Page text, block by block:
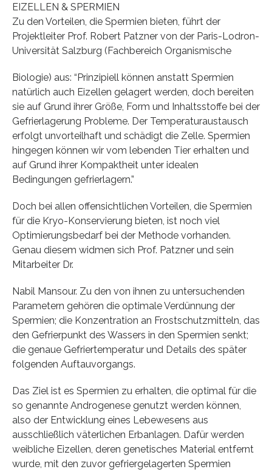
EIZELLEN & SPERMIEN
Zu den Vorteilen, die Spermien bieten, führt der
Projektleiter Prof. Robert Patzner von der Paris-Lodron-
Universität Salzburg (Fachbereich Organismische
Biologie) aus: “Prinzipiell können anstatt Spermien
natürlich auch Eizellen gelagert werden, doch bereiten
sie auf Grund ihrer Größe, Form und Inhaltsstoffe bei der
Gefrierlagerung Probleme. Der Temperaturaustausch
erfolgt unvorteilhaft und schädigt die Zelle. Spermien
hingegen können wir vom lebenden Tier erhalten und
auf Grund ihrer Kompaktheit unter idealen
Bedingungen gefrierlagern.”
Doch bei allen offensichtlichen Vorteilen, die Spermien
für die Kryo-Konservierung bieten, ist noch viel
Optimierungsbedarf bei der Methode vorhanden.
Genau diesem widmen sich Prof. Patzner und sein
Mitarbeiter Dr.
Nabil Mansour. Zu den von ihnen zu untersuchenden
Parametern gehören die optimale Verdünnung der
Spermien; die Konzentration an Frostschutzmitteln, das
den Gefrierpunkt des Wassers in den Spermien senkt;
die genaue Gefriertemperatur und Details des später
folgenden Auftauvorgangs.
Das Ziel ist es Spermien zu erhalten, die optimal für die
so genannte Androgenese genutzt werden können,
also der Entwicklung eines Lebewesens aus
ausschließlich väterlichen Erbanlagen. Dafür werden
weibliche Eizellen, deren genetisches Material entfernt
wurde, mit den zuvor gefriergelagerten Spermien